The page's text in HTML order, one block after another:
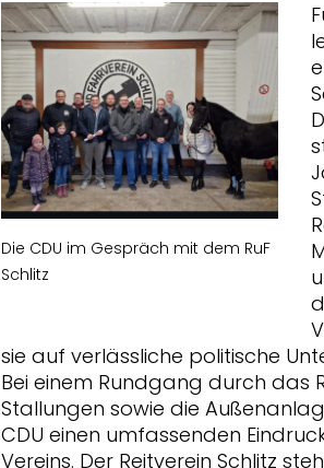
Die CDU im Gespräch mit dem RuF
Schlitz
sie auf verlässliche politische
Bei einem Rundgang durch das
Stallungen sowie die
CDU einen umfassenden
Vereins. Der Reitverein Schlitz